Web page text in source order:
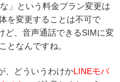
」という料金プラン変更は
を変更することは不可で
ど、音声通話できるSIMに変
となんですね。
、どういうわけかLINEモバ